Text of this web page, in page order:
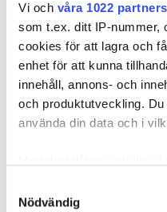
Vi och våra 1022 partners
som t.ex. ditt IP-nummer,
cookies för att lagra och
enhet för att kunna
innehåll, annons- och
och produktutveckling.
använda din data och i
som kan ha en
Nödvändig
Hyresnämndengick på
kontraktet skulle upphöra
Hyresgästen borde med
som den var och satt där
medföra större problem,
Får mer tid på sig att
längre tid på sig att flytta